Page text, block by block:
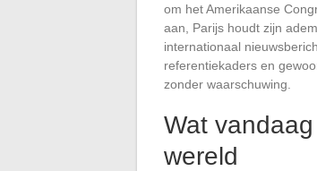
om het Amerikaanse
aan, Parijs houdt zijn
internationaal
referentiekaders en
zonder waarschuwing.
Wat
wereld